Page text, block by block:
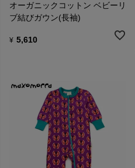
オーガニックコットン ベビーリ
ブ結びガウン(長袖)
¥ 5,610